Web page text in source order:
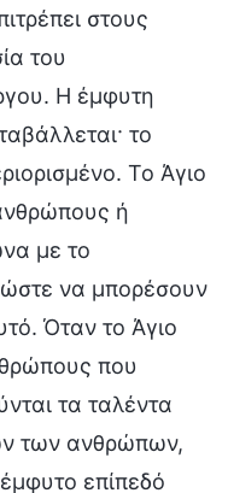
στους
του
Η έμφυτη
το
Το Άγιο
ή
με το
ώστε να μπορέσουν
Όταν το Άγιο
που
τα ταλέντα
των ανθρώπων,
επίπεδό